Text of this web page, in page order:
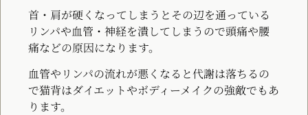
首・肩が硬くなってしまうとその辺を通っている
リンパや血管・神経を潰してしまうので頭痛や腰
痛などの原因になります。
血管やリンパの流れが悪くなると代謝は落ちるの
で猫背はダイエットやボディーメイクの強敵でもあ
ります。